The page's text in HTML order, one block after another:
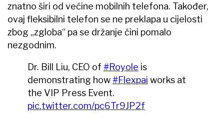
znatno širi od većine mobilnih telefona. Također,
ovaj fleksibilni telefon se ne preklapa u cijelosti
zbog „zgloba“ pa se držanje čini pomalo
nezgodnim.
Dr. Bill Liu, CEO of #Royole is
demonstrating how #Flexpai works at
the VIP Press Event.
pic.twitter.com/pc6Tr9JP2f